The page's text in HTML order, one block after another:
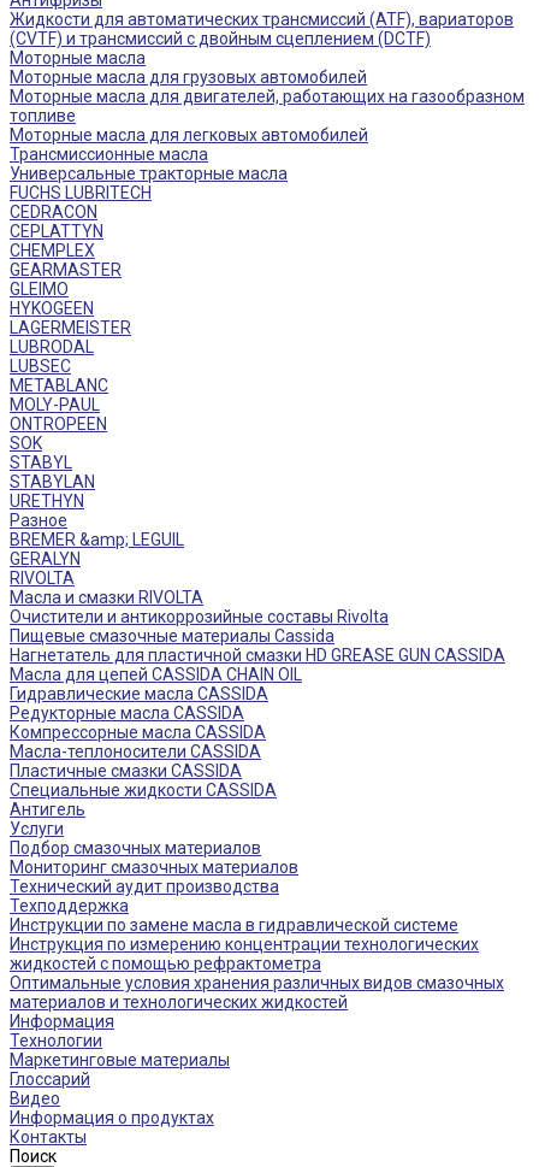
Жидкости для автоматических трансмиссий (ATF), вариаторов
(CVTF) и трансмиссий с двойным сцеплением (DCTF)
Моторные масла
Моторные масла для грузовых автомобилей
Моторные масла для двигателей, работающих на газообразном
топливе
Моторные масла для легковых автомобилей
Трансмиссионные масла
Универсальные тракторные масла
FUCHS LUBRITECH
CEDRACON
CEPLATTYN
CHEMPLEX
GEARMASTER
GLEIMO
HYKOGEEN
LAGERMEISTER
LUBRODAL
LUBSEC
METABLANC
MOLY-PAUL
ONTROPEEN
SOK
STABYL
STABYLAN
URETHYN
Разное
BREMER &amp; LEGUIL
GERALYN
RIVOLTA
Масла и смазки RIVOLTA
Очистители и антикоррозийные составы Rivolta
Пищевые смазочные материалы Cassida
Нагнетатель для пластичной смазки HD GREASE GUN CASSIDA
Масла для цепей CASSIDA CHAIN OIL
Гидравлические масла CASSIDA
Редукторные масла CASSIDA
Компрессорные масла CASSIDA
Масла-теплоносители CASSIDA
Пластичные смазки CASSIDA
Специальные жидкости CASSIDA
Антигель
Услуги
Подбор смазочных материалов
Мониторинг смазочных материалов
Технический аудит производства
Техподдержка
Инструкции по замене масла в гидравлической системе
Инструкция по измерению концентрации технологических
жидкостей с помощью рефрактометра
Оптимальные условия хранения различных видов смазочных
материалов и технологических жидкостей
Информация
Технологии
Маркетинговые материалы
Глоссарий
Видео
Информация о продуктах
Контакты
Поиск